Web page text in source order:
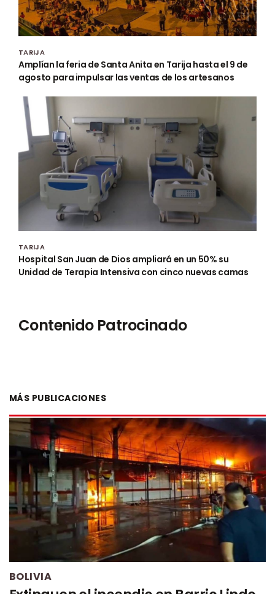
TARIJA
Amplían la feria de Santa Anita en Tarija hasta el 9 de
agosto para impulsar las ventas de los artesanos
TARIJA
Hospital San Juan de Dios ampliará en un 50% su
Unidad de Terapia Intensiva con cinco nuevas camas
Contenido Patrocinado
MÁS PUBLICACIONES
BOLIVIA